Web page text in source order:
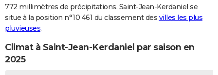
772 millimètres de précipitations. Saint-Jean-Kerdaniel se
situe à la position n°10 461 du classement des villes les plus
pluvieuses.
Climat à Saint-Jean-Kerdaniel par saison en
2025